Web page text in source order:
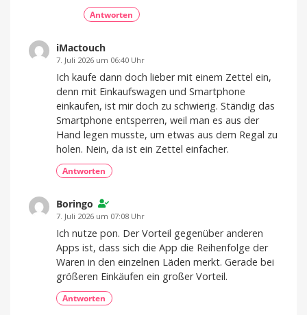
Antworten
iMactouch
7. Juli 2026 um 06:40 Uhr
Ich kaufe dann doch lieber mit einem Zettel ein,
denn mit Einkaufswagen und Smartphone
einkaufen, ist mir doch zu schwierig. Ständig das
Smartphone entsperren, weil man es aus der
Hand legen musste, um etwas aus dem Regal zu
holen. Nein, da ist ein Zettel einfacher.
Antworten
Boringo
7. Juli 2026 um 07:08 Uhr
Ich nutze pon. Der Vorteil gegenüber anderen
Apps ist, dass sich die App die Reihenfolge der
Waren in den einzelnen Läden merkt. Gerade bei
größeren Einkäufen ein großer Vorteil.
Antworten